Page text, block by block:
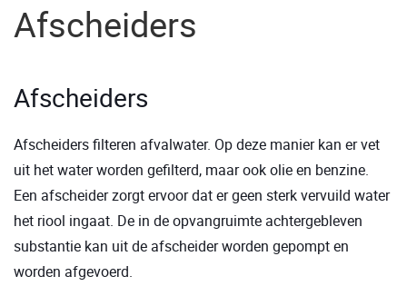
Afscheiders
Afscheiders
Afscheiders filteren afvalwater. Op deze manier kan er vet
uit het water worden gefilterd, maar ook olie en benzine.
Een afscheider zorgt ervoor dat er geen sterk vervuild water
het riool ingaat. De in de opvangruimte achtergebleven
substantie kan uit de afscheider worden gepompt en
worden afgevoerd.